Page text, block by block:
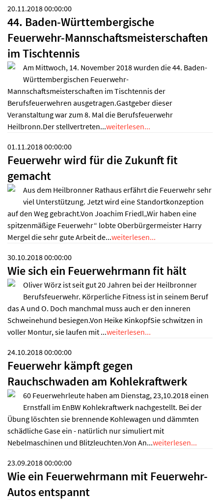
20.11.2018 00:00:00
44. Baden-Württembergische
Feuerwehr-Mannschaftsmeisterschaften
im Tischtennis
Am Mittwoch, 14. November 2018 wurden die 44. Baden-
Württembergischen Feuerwehr-
Mannschaftsmeisterschaften im Tischtennis der
Berufsfeuerwehren ausgetragen.Gastgeber dieser
Veranstaltung war zum 8. Mal die Berufsfeuerwehr
Heilbronn.Der stellvertreten...weiterlesen...
01.11.2018 00:00:00
Feuerwehr wird für die Zukunft fit
gemacht
Aus dem Heilbronner Rathaus erfährt die Feuerwehr sehr
viel Unterstützung. Jetzt wird eine Standortkonzeption
auf den Weg gebracht.Von Joachim Friedl„Wir haben eine
spitzenmäßige Feuerwehr“ lobte Oberbürgermeister Harry
Mergel die sehr gute Arbeit de...weiterlesen...
30.10.2018 00:00:00
Wie sich ein Feuerwehrmann fit hält
Oliver Wörz ist seit gut 20 Jahren bei der Heilbronner
Berufsfeuerwehr. Körperliche Fitness ist in seinem Beruf
das A und O. Doch manchmal muss auch er den inneren
Schweinehund besiegen.Von Heike KinkopfSie schwitzen in
voller Montur, sie laufen mit ...weiterlesen...
24.10.2018 00:00:00
Feuerwehr kämpft gegen
Rauchschwaden am Kohlekraftwerk
60 Feuerwehrleute haben am Dienstag, 23,10.2018 einen
Ernstfall im EnBW Kohlekraftwerk nachgestellt. Bei der
Übung löschten sie brennende Kohlewagen und dämmten
schädliche Gase ein - natürlich nur simuliert mit
Nebelmaschinen und Blitzleuchten.Von An...weiterlesen...
23.09.2018 00:00:00
Wie ein Feuerwehrmann mit Feuerwehr-
Autos entspannt